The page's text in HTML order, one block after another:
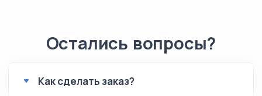
Остались вопросы?
Как сделать заказ?